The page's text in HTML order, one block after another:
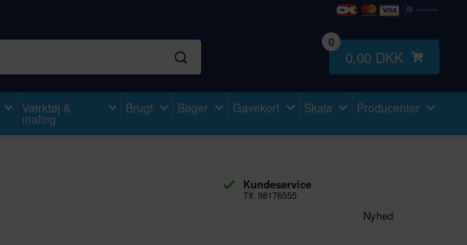
0
0,00 DKK
Værktøj &
maling
Brugt Bøger Gavekort Skala Producenter
Kundeservice
Tlf. 98176555
Nyhed